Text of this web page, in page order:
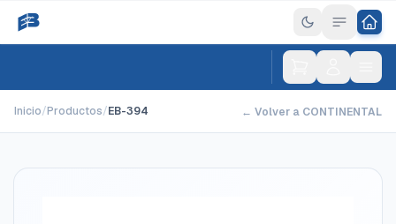
Inicio/Productos/EB-394 ← Volver a CONTINENTAL